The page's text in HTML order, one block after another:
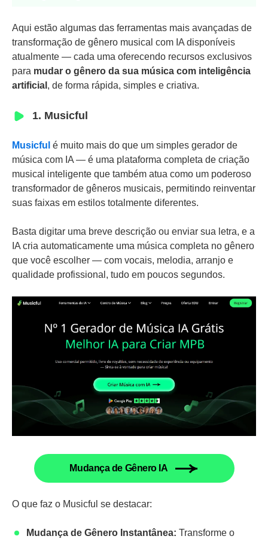
Aqui estão algumas das ferramentas mais avançadas de
transformação de gênero musical com IA disponíveis
atualmente — cada uma oferecendo recursos exclusivos
para mudar o gênero da sua música com inteligência
artificial , de forma rápida, simples e criativa.
1. Musicful
Musicful é muito mais do que um simples gerador de
música com IA — é uma plataforma completa de criação
musical inteligente que também atua como um poderoso
transformador de gêneros musicais, permitindo reinventar
suas faixas em estilos totalmente diferentes.
Basta digitar uma breve descrição ou enviar sua letra, e a
IA cria automaticamente uma música completa no gênero
que você escolher — com vocais, melodia, arranjo e
qualidade profissional, tudo em poucos segundos.
Mudança de Gênero IA
O que faz o Musicful se destacar:
Mudança de Gênero Instantânea: Transforme o